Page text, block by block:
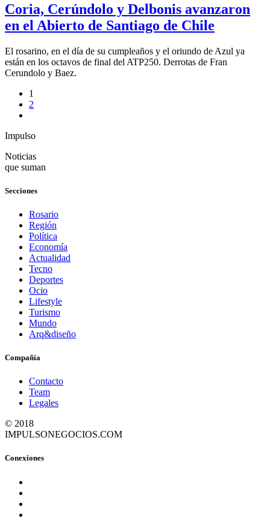
Coria, Cerúndolo y Delbonis avanzaron
en el Abierto de Santiago de Chile
El rosarino, en el día de su cumpleaños y el oriundo de Azul ya
están en los octavos de final del ATP250. Derrotas de Fran
Cerundolo y Baez.
1
2
Impulso
Noticias
que suman
Secciones
Rosario
Región
Política
Economía
Actualidad
Tecno
Deportes
Ocio
Lifestyle
Turismo
Mundo
Arq&diseño
Compañía
Contacto
Team
Legales
© 2018
IMPULSONEGOCIOS.COM
Conexiones